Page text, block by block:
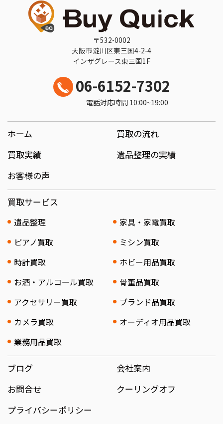
〒532-0002
大阪市淀川区東三国4-2-4
インザグレース東三国1F
06-6152-7302
電話対応時間 10:00~19:00
ホーム
買取の流れ
買取実績
遺品整理の実績
お客様の声
買取サービス
遺品整理
家具・家電買取
ピアノ買取
ミシン買取
時計買取
ホビー用品買取
お酒・アルコール買取
骨董品買取
アクセサリー買取
ブランド品買取
カメラ買取
オーディオ用品買取
業務用品買取
ブログ
会社案内
お問合せ
クーリングオフ
プライバシーポリシー